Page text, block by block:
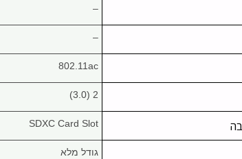
–
–
802.11ac
2 (3.0)
SDXC Card Slot
גודל מלא